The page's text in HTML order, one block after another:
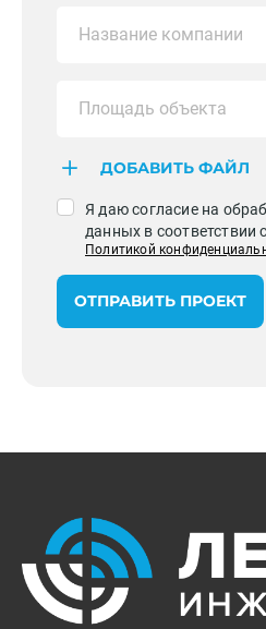
ДОБАВИТЬ ФАЙЛ
Я даю согласие на
данных в соответствии с
Политикой
ОТПРАВИТЬ ПРОЕКТ